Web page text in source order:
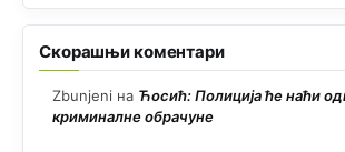
Скорашњи коментари
Zbunjeni на Ћосић: Полиција ће наћи
криминалне обрачуне